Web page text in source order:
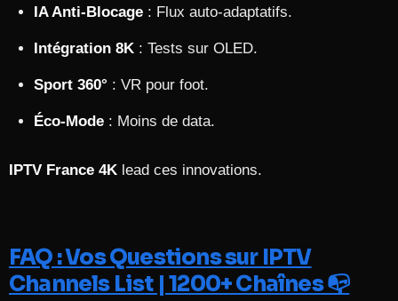
IA Anti-Blocage : Flux auto-adaptatifs.
Intégration 8K : Tests sur OLED.
Sport 360° : VR pour foot.
Éco-Mode : Moins de data.
IPTV France 4K lead ces innovations.
FAQ : Vos Questions sur IPTV
Channels List | 1200+ Chaînes 📭